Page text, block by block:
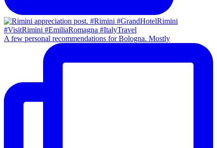
A few personal recommendations for Bologna. Mostly